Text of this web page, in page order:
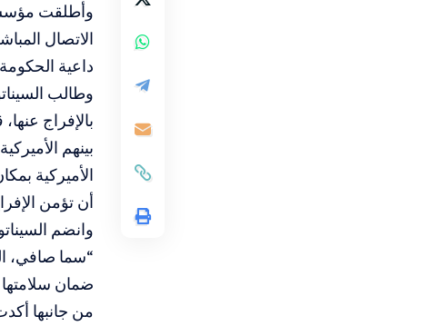
وأطلقت
الاتصال
داعية
وطالب
بالإفراج
الأميركية
أن تؤمن
وانضم
“سما صافي،
ضمان
من جانبها